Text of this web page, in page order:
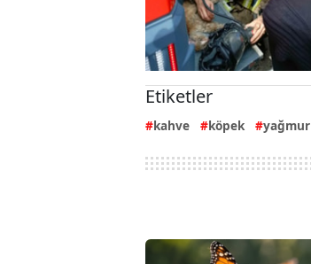
Etiketler
kahve köpek yağmur